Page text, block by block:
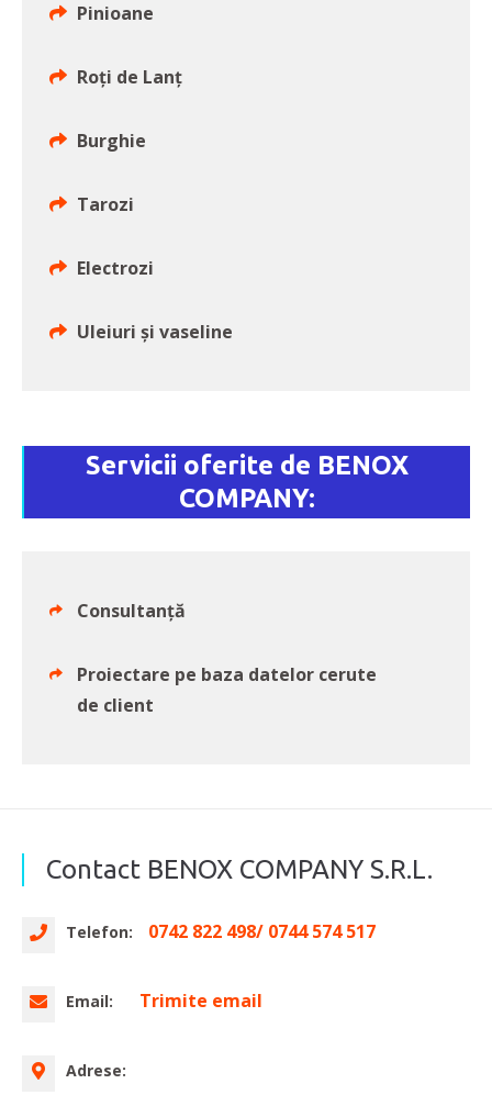
Pinioane
Roți de Lanț
Burghie
Tarozi
Electrozi
Uleiuri și vaseline
Servicii oferite de BENOX
COMPANY:
Consultanță
Proiectare pe baza datelor cerute
de client
Contact BENOX COMPANY S.R.L.
Telefon: 0742 822 498/ 0744 574 517
Email: Trimite email
Adrese: